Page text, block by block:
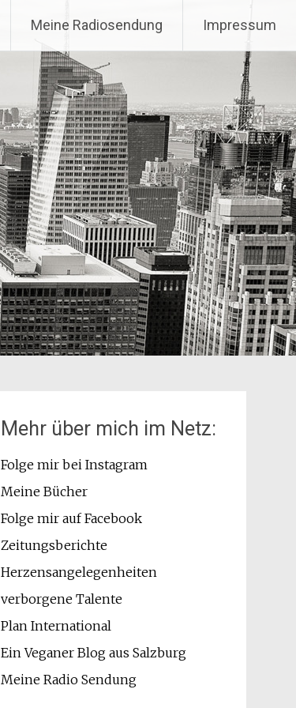
Meine Radiosendung Impressum
Mehr über mich im Netz:
Folge mir bei Instagram
Meine Bücher
Folge mir auf Facebook
Zeitungsberichte
Herzensangelegenheiten
verborgene Talente
Plan International
Ein Veganer Blog aus Salzburg
Meine Radio Sendung